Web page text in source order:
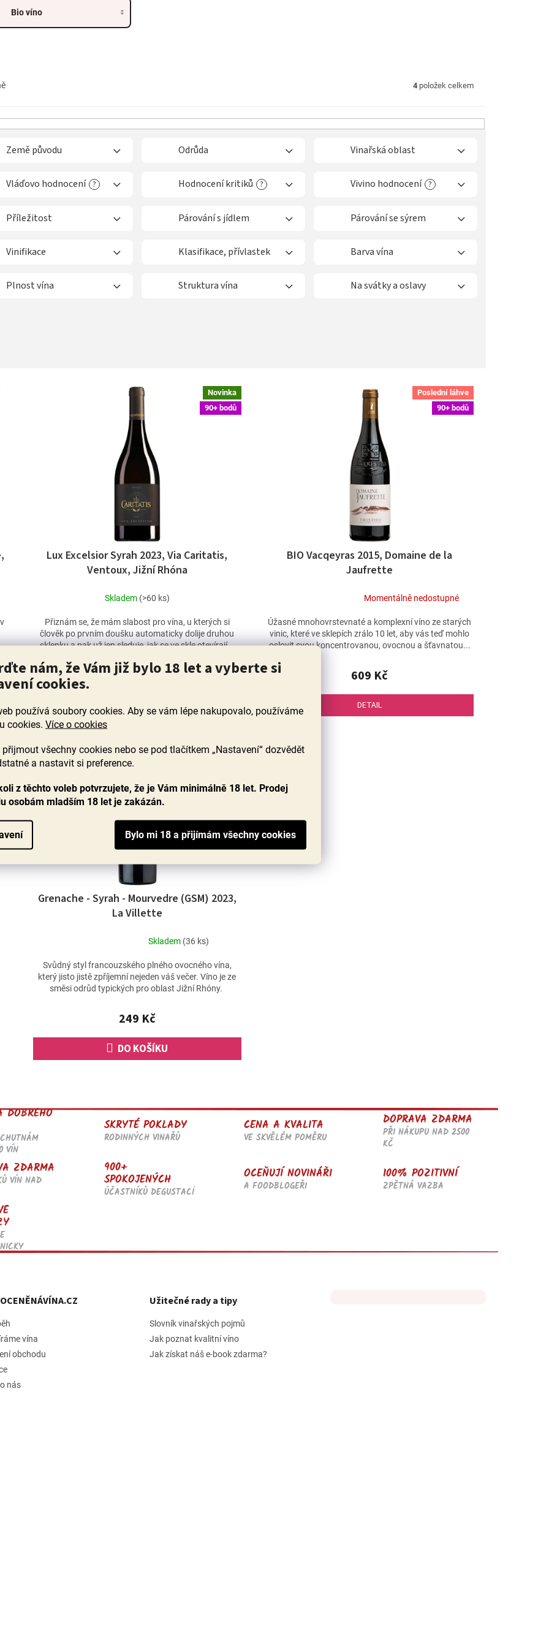
nám, že Vám již bylo 18 let a vyberte si
cookies.
používá soubory cookies. Aby se vám lépe nakupovalo, používáme
cookies. Více o cookies
všechny cookies nebo se pod tlačítkem „Nastavení“ dozvědět
a nastavit si preference.
z těchto voleb potvrzujete, že je Vám minimálně 18 let. Prodej
osobám mladším 18 let je zakázán.
Bio víno
4 položek celkem
Země původu Odrůda Vinařská oblast
Vláďovo hodnocení ? Hodnocení kritiků ? Vivino hodnocení ?
Příležitost Párování s jídlem Párování se sýrem
Vinifikace Klasifikace, přívlastek Barva vína
Plnost vína Struktura vína Na svátky a oslavy
Novinka
90+ bodů
Lux Excelsior Syrah 2023, Via Caritatis,
Ventoux, Jižní Rhóna
Skladem (>60 ks)
749 Kč
DO KOŠÍKU
Přiznám se, že mám slabost pro vína, u kterých si
člověk po prvním doušku automaticky dolije druhou
sklenku a pak už jen sleduje, jak se ve skle otevírají...
Poslední láhve
90+ bodů
BIO Vacqeyras 2015, Domaine de la
Jaufrette
hodnocení
produktu
je
Momentálně nedostupné
609 Kč
DETAIL
Úžasné mnohovrstevnaté a komplexní víno ze starých
vinic, které ve sklepích zrálo 10 let, aby vás teď mohlo
oslovit svou koncentrovanou, ovocnou a šťavnatou...
Grenache - Syrah - Mourvedre (GSM) 2023,
La Villette
hodnocení
produktu
je
Skladem (36 ks)
249 Kč
DO KOŠÍKU
Svůdný styl francouzského plného ovocného vína,
který jisto jistě zpříjemní nejeden váš večer. Víno je ze
směsi odrůd typických pro oblast Jižní Rhóny.
l
á
d
a
p
r
v
p
DOBRÉHO
VÍN
SKRYTÉ POKLADY
RODINNÝCH VINAŘŮ
CENA A KVALITA
VE SKVĚLÉM POMĚRU
DOPRAVA ZDARMA
PŘI NÁKUPU NAD 2500
KČ
ZDARMA
VÍN NAD
900+
SPOKOJENÝCH
ÚČASTNÍKŮ DEGUSTACÍ
OCEŇUJÍ NOVINÁŘI
A FOODBLOGEŘI
100% POZITIVNÍ
ZPĚTNÁ VAZBA
vína
obchodu
nás
Užitečné rady a tipy
Slovník vinařských pojmů
Jak poznat kvalitní víno
Jak získat náš e-book zdarma?